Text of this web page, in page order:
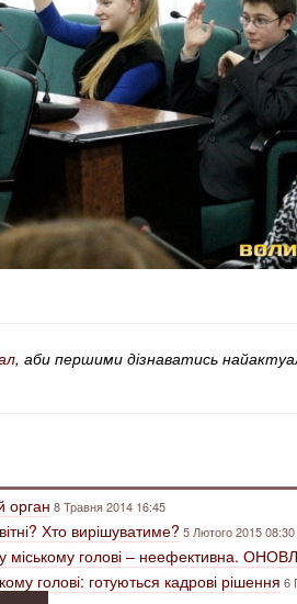
, аби першими дізнаватись
орган 8 Травня 2014 16:45
Хто вирішуватиме? 5 Лютого 2015 08:30
міському голові – неефективна.
голові: готуються кадрові рішення 6